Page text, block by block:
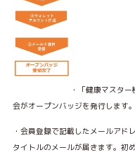
・「健康マスタ
会がオープンバッジを発行します。
・会員登録で記載したメールアド
タイトルのメールが届きます。初